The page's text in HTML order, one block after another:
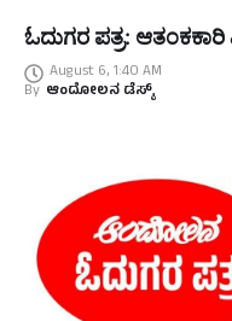
ಓದುಗರ ಪತ್ರ:
August 6, 1:40 AM
By ಆಂದೋಲನ ಡೆಸ್ಕ್